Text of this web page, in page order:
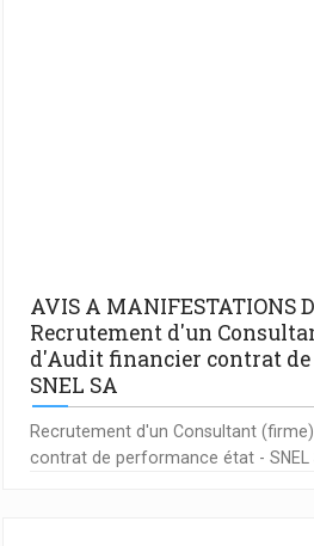
AVIS A MANIFESTATIONS
Recrutement d'un
d'Audit financier contrat
SNEL SA
Recrutement d'un Consultant
contrat de performance état - SNEL